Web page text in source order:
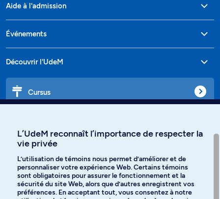
Aide à l'admission
Événements
Découvrir l'UdeM
Cursus
Langues
L’UdeM reconnaît l’importance de respecter la
vie privée
L’utilisation de témoins nous permet d’améliorer et de
personnaliser votre expérience Web. Certains témoins
sont obligatoires pour assurer le fonctionnement et la
sécurité du site Web, alors que d’autres enregistrent vos
préférences. En acceptant tout, vous consentez à notre